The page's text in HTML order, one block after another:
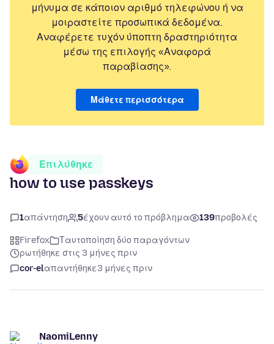
μήνυμα σε κάποιον αριθμό τηλεφώνου ή να
μοιραστείτε προσωπικά δεδομένα.
Αναφέρετε τυχόν ύποπτη δραστηριότητα
μέσω της επιλογής «Αναφορά
παραβίασης».
Μάθετε περισσότερα
Επιλύθηκε
how to use passkeys
1απάντηση 5έχουν αυτό το πρόβλημα 139προβολές
Firefox
Ταυτοποίηση δύο παραγόντων
ρωτήθηκε στις 3 μήνες πριν
cor-elαπαντήθηκε3 μήνες πριν
NaomiLenny